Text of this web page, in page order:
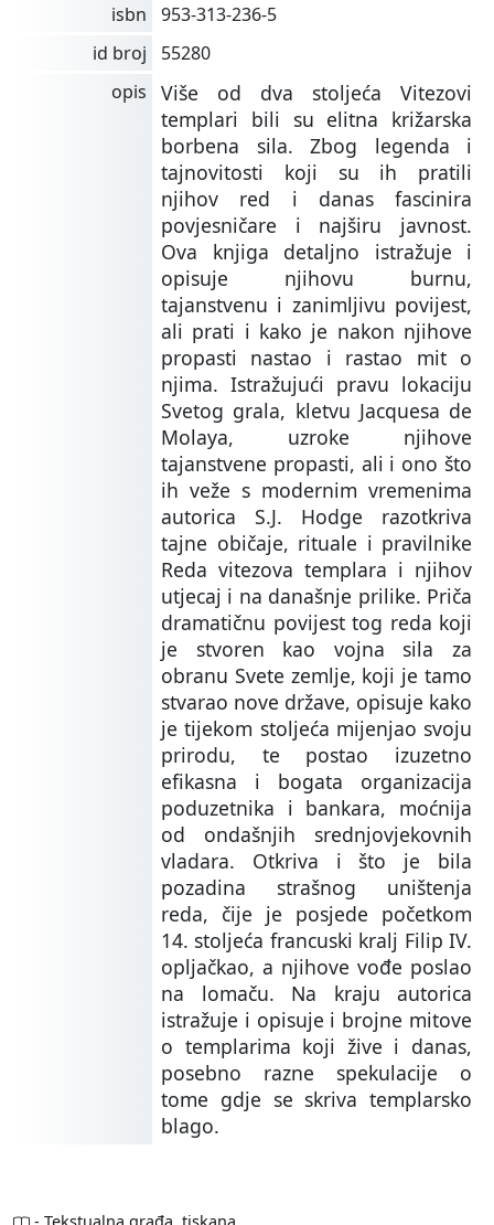
isbn
953-313-236-5
id broj
55280
opis
Više od dva stoljeća Vitezovi
templari bili su elitna križarska
borbena sila. Zbog legenda i
tajnovitosti koji su ih pratili
njihov red i danas fascinira
povjesničare i najširu javnost.
Ova knjiga detaljno istražuje i
opisuje njihovu burnu,
tajanstvenu i zanimljivu povijest,
ali prati i kako je nakon njihove
propasti nastao i rastao mit o
njima. Istražujući pravu lokaciju
Svetog grala, kletvu Jacquesa de
Molaya, uzroke njihove
tajanstvene propasti, ali i ono što
ih veže s modernim vremenima
autorica S.J. Hodge razotkriva
tajne običaje, rituale i pravilnike
Reda vitezova templara i njihov
utjecaj i na današnje prilike. Priča
dramatičnu povijest tog reda koji
je stvoren kao vojna sila za
obranu Svete zemlje, koji je tamo
stvarao nove države, opisuje kako
je tijekom stoljeća mijenjao svoju
prirodu, te postao izuzetno
efikasna i bogata organizacija
poduzetnika i bankara, moćnija
od ondašnjih srednjovjekovnih
vladara. Otkriva i što je bila
pozadina strašnog uništenja
reda, čije je posjede početkom
14. stoljeća francuski kralj Filip IV.
opljačkao, a njihove vođe poslao
na lomaču. Na kraju autorica
istražuje i opisuje i brojne mitove
o templarima koji žive i danas,
posebno razne spekulacije o
tome gdje se skriva templarsko
blago.